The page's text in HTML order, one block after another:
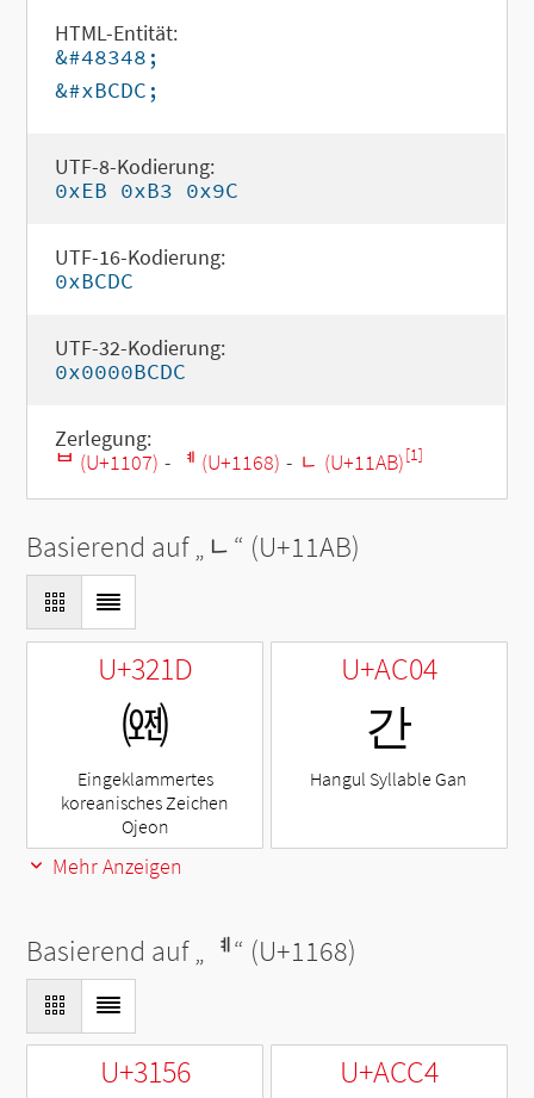
HTML-Entität:
&#48348;
&#xBCDC;
UTF-8-Kodierung:
0xEB 0xB3 0x9C
UTF-16-Kodierung:
0xBCDC
UTF-32-Kodierung:
0x0000BCDC
Zerlegung:
ᄇ (U+1107) - ᅨ (U+1168) - ᆫ (U+11AB)[1]
Basierend auf „ ᆫ“ (U+11AB)
U+321D
㈝
Eingeklammertes
koreanisches Zeichen
Ojeon
U+AC04
간
Hangul Syllable Gan
Mehr Anzeigen
Basierend auf „ ᅨ“ (U+1168)
U+3156 U+ACC4